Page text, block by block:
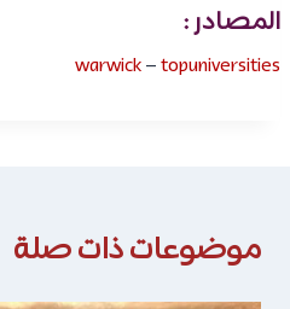
المصادر :
warwick–topuniversities
موضوعات ذات صلة